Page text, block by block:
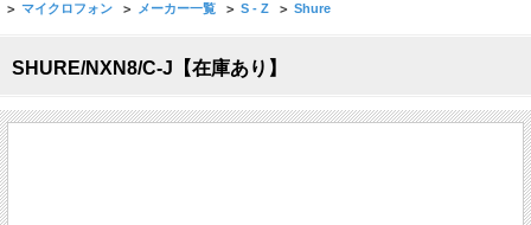
> マイクロフォン > メーカー一覧 > S - Z > Shure
SHURE/NXN8/C-J【在庫あり】